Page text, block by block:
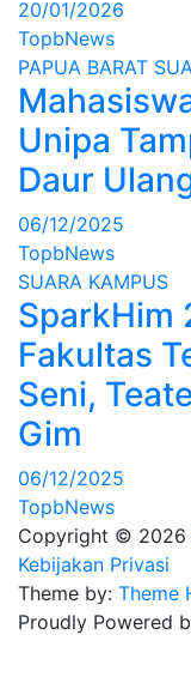
20/01/2026
TopbNews
PAPUA BARAT
Unipa
Daur
06/12/2025
TopbNews
SUARA KAMPUS
SparkHim
Fakultas
Seni,
Gim
06/12/2025
TopbNews
Copyright © 2026
Kebijakan Privasi
Theme by: Theme
Proudly Powered